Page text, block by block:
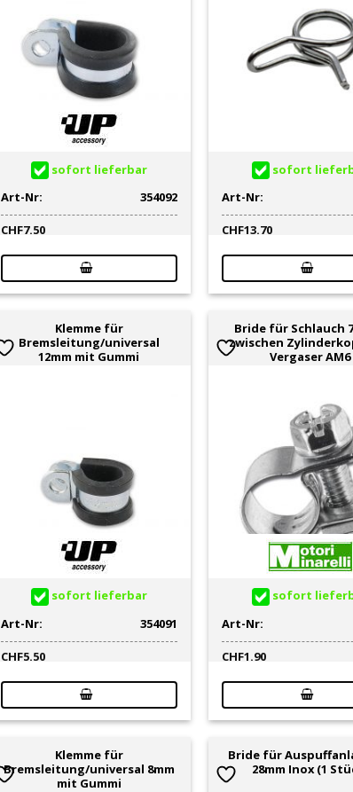
sofort lieferbar
Art-Nr:
354092
CHF7.50
sofort
Art-Nr:
CHF13.70
Klemme für
Bremsleitung/universal
12mm mit Gummi
sofort lieferbar
Art-Nr:
354091
CHF5.50
Bride für Schlauch
zwischen
Vergaser AM6
sofort
Art-Nr:
CHF1.90
Klemme für
Bremsleitung/universal 8mm
mit Gummi
Bride für
28mm Inox (1